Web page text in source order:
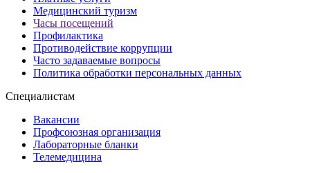
Медицинский туризм
Часы посещений
Профилактика
Противодействие коррупции
Часто задаваемые вопросы
Политика обработки персональных данных
Специалистам
Вакансии
Профсоюзная организация
Лабораторные бланки
Телемедицина